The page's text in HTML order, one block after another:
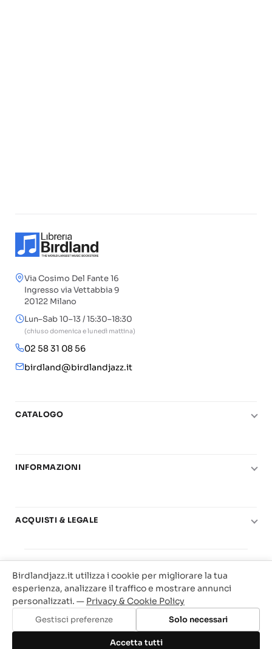
Aggiungi al carrello
Via Cosimo Del Fante 16
Ingresso via Vettabbia 9
20122 Milano
Lun–Sab 10–13 / 15:30–18:30
(chiuso domenica e lunedì mattina)
02 58 31 08 56
birdland@birdlandjazz.it
CATALOGO
Chitarra
Basi play-along
Offerte
INFORMAZIONI
Carta del Docente
ACQUISTI & LEGALE
Privacy & Cookie
Traccia il tuo ordine
Birdland Milano. P.Iva 12093700156
Web Agency Milano
Birdlandjazz.it utilizza i cookie per migliorare la tua
esperienza, analizzare il traffico e mostrare annunci
personalizzati. — Privacy & Cookie Policy
Gestisci preferenze Solo necessari
Accetta tutti